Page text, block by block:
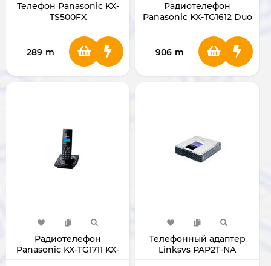
Телефон Panasonic KX-
TS500FX
289 m
Радиотелефон
Panasonic KX-TG1612 Duo
906 m
Радиотелефон
Panasonic KX-TG1711 KX-
Телефонный адаптер
Linksys PAP2T-NA